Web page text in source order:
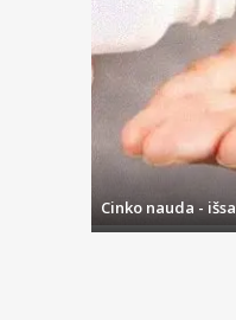
Cinko nauda -